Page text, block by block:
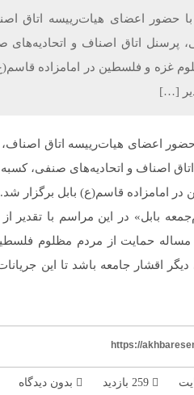
حضور اعضای هیات‌رییسه اتاق
پرسنل اتاق اصناف و اتحادیه‌های
غزه و فلسطین در امامزاده
[…]
حضور اعضای هیات‌رییسه اتاق
اصناف و اتحادیه‌های صنفی،
امامزاده قاسم(ع) بابل برگزار شد.
بابل» در این مراسم با تقدیر
حمایت از مردم مظلوم
اقشار جامعه باشد تا این
https://
بدون دیدگاه